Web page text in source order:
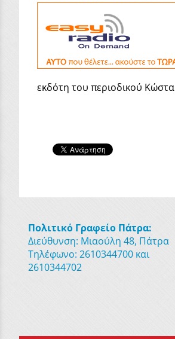
εκδότη του περιοδικού
Πολιτικό Γραφείο Πάτρα:
Διεύθυνση: Μιαούλη 48, Πάτρα
Τηλέφωνο: 2610344700 και
2610344702